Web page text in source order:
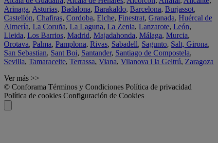
Arinaga, Asturias, Badalona, Barakaldo, Barcelona, Burjassot,
Castellón, Chafiras, Cordoba, Elche, Finestrat, Granada, Huércal de
Almería, La Coruña, La Laguna, La Zenia, Lanzarote, León,
Lleida, Los Barrios, Madrid, Majadahonda, Málaga, Murcia,
Orotava, Palma, Pamplona, Rivas, Sabadell, Sagunto, Salt, Girona,
San Sebastian, Sant Boi, Santander, Santiago de Compostela,
Sevilla, Tamaraceite, Terrassa, Viana, Vilanova i la Geltrú, Zaragoza
Ver más >>
© Conforama Términos y Condiciones Política de privacidad
Política de cookies Configuración de Cookies